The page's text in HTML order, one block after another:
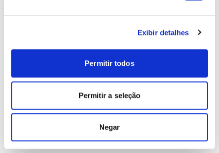
Exibir detalhes
Permitir todos
Permitir a seleção
Negar